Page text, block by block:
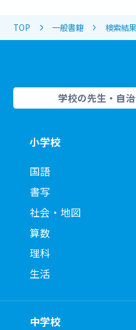
TOP 一般書籍 検索結果
学校の先生・自
小学校
国語
書写
社会・地図
算数
理科
生活
中学校